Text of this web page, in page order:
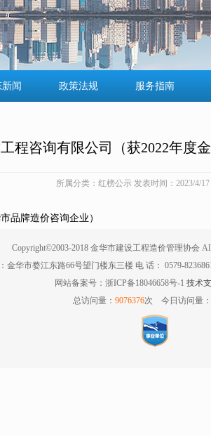
闻 政策法规 服务指南
程咨询有限公司（获2022年度
所属分类：红榜公示 发表时间：2023/4/
品牌造价咨询企业）
Copyright©2003-2018 金华市建设工程造价管理协会
金华市婺江东路66号望门楼东三楼 电 话： 0579-
网站备案号：浙ICP备18046658号-1 技术
总访问量： 9076376次 今日访问量：